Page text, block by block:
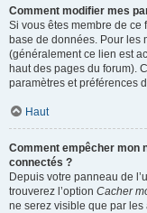
Comment modifier mes
Si vous êtes membre de ce
base de données. Pour les
(généralement ce lien est
haut des pages du forum).
paramètres et préférences
Haut
Comment empêcher mon
connectés ?
Depuis votre panneau de
trouverez l’option Cacher
ne serez visible que par